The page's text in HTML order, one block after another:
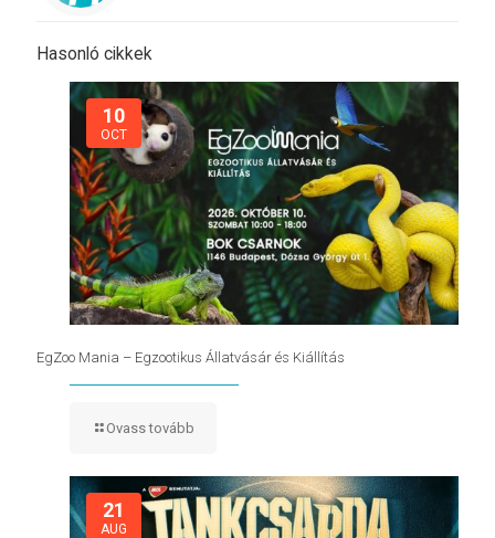
Hasonló cikkek
10
OCT
EgZoo Mania – Egzootikus Állatvásár és Kiállítás
Ovass tovább
21
AUG